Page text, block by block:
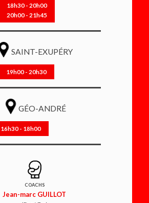
18h30 - 20h00
20h00 - 21h45
SAINT-EXUPÉRY
19h00 - 20h30
GÉO-ANDRÉ
16h30 - 18h00
COACHS
Jean-marc GUILLOT